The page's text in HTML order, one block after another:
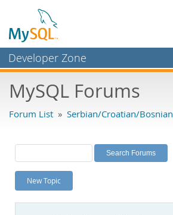
Developer Zone
Bugs
Labs
Planet MySQL
News and Events
MySQL Forums
Forum List » Serbian/Croatian/Bosnian
New Topic